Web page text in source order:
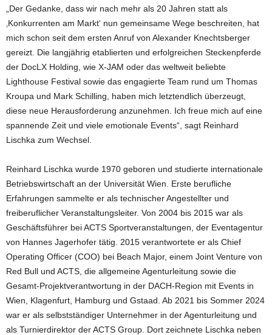
„Der Gedanke, dass wir nach mehr als 20 Jahren statt als
‚Konkurrenten am Markt‘ nun gemeinsame Wege beschreiten, hat
mich schon seit dem ersten Anruf von Alexander Knechtsberger
gereizt. Die langjährig etablierten und erfolgreichen Steckenpferde
der DocLX Holding, wie X-JAM oder das weltweit beliebte
Lighthouse Festival sowie das engagierte Team rund um Thomas
Kroupa und Mark Schilling, haben mich letztendlich überzeugt,
diese neue Herausforderung anzunehmen. Ich freue mich auf eine
spannende Zeit und viele emotionale Events“, sagt Reinhard
Lischka zum Wechsel.
Reinhard Lischka wurde 1970 geboren und studierte internationale
Betriebswirtschaft an der Universität Wien. Erste berufliche
Erfahrungen sammelte er als technischer Angestellter und
freiberuflicher Veranstaltungsleiter. Von 2004 bis 2015 war als
Geschäftsführer bei ACTS Sportveranstaltungen, der Eventagentur
von Hannes Jagerhofer tätig. 2015 verantwortete er als Chief
Operating Officer (COO) bei Beach Major, einem Joint Venture von
Red Bull und ACTS, die allgemeine Agenturleitung sowie die
Gesamt-Projektverantwortung in der DACH-Region mit Events in
Wien, Klagenfurt, Hamburg und Gstaad. Ab 2021 bis Sommer 2024
war er als selbstständiger Unternehmer in der Agenturleitung und
als Turnierdirektor der ACTS Group. Dort zeichnete Lischka neben